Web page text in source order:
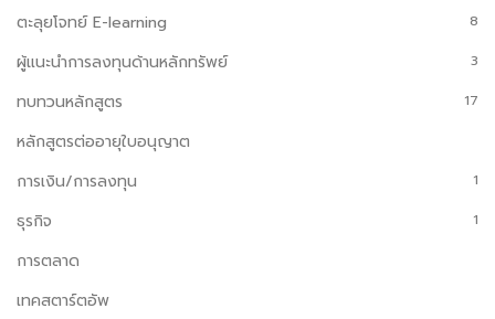
ตะลุยโจทย์ E-learning 8
ผู้แนะนำการลงทุนด้านหลักทรัพย์ 3
ทบทวนหลักสูตร 17
หลักสูตรต่ออายุใบอนุญาต
การเงิน/การลงทุน
1
ธุรกิจ 1
การตลาด
เทคสตาร์ตอัพ